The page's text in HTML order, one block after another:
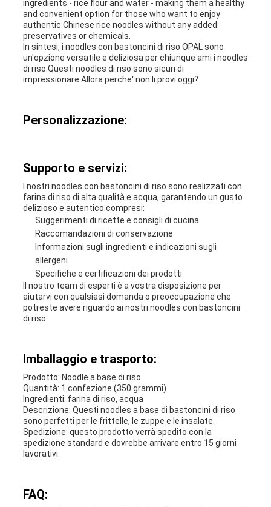
ingredients - rice flour and water - making them a healthy
and convenient option for those who want to enjoy
authentic Chinese rice noodles without any added
preservatives or chemicals.
In sintesi, i noodles con bastoncini di riso OPAL sono
un'opzione versatile e deliziosa per chiunque ami i noodles
di riso.Questi noodles di riso sono sicuri di
impressionare.Allora perche' non li provi oggi?
Personalizzazione:
Supporto e servizi:
I nostri noodles con bastoncini di riso sono realizzati con
farina di riso di alta qualità e acqua, garantendo un gusto
delizioso e autentico.compresi:
Suggerimenti di ricette e consigli di cucina
Raccomandazioni di conservazione
Informazioni sugli ingredienti e indicazioni sugli
allergeni
Specifiche e certificazioni dei prodotti
Il nostro team di esperti è a vostra disposizione per
aiutarvi con qualsiasi domanda o preoccupazione che
potreste avere riguardo ai nostri noodles con bastoncini
di riso.
Imballaggio e trasporto:
Prodotto: Noodle a base di riso
Quantità: 1 confezione (350 grammi)
Ingredienti: farina di riso, acqua
Descrizione: Questi noodles a base di bastoncini di riso
sono perfetti per le frittelle, le zuppe e le insalate.
Spedizione: questo prodotto verrà spedito con la
spedizione standard e dovrebbe arrivare entro 15 giorni
lavorativi.
FAQ: